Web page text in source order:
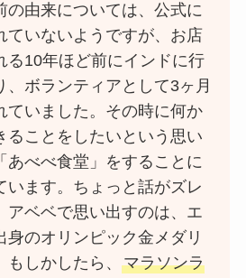
の由来については、公式に
ていないようですが、お店
る10年ほど前にインドに行
、ボランティアとして3ヶ月
ていました。その時に何か
ることをしたいという思い
あべべ食堂」をすることに
います。ちょっと話がズレ
アベベで思い出すのは、エ
身のオリンピック金メダリ
もしかしたら、マラソンラ